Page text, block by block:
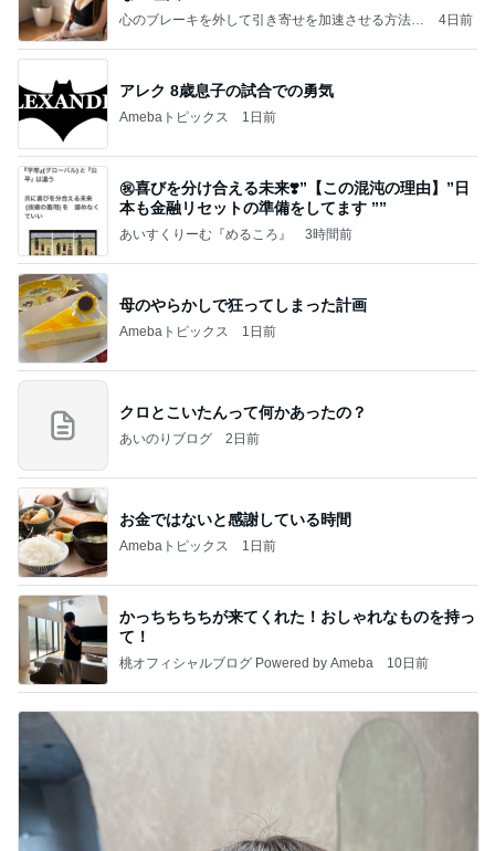
心のブレーキを外して引き寄せを加速させる方法：
4日前
アレク 8歳息子の試合での勇気
Amebaトピックス 1日前
㊗️喜びを分け合える未来❣️”【この混沌の理由】”⽇
本も⾦融リセットの準備をしてます ””
あいすくりーむ『めるころ』 3時間前
母のやらかしで狂ってしまった計画
Amebaトピックス 1日前
クロとこいたんって何かあったの？
あいのりブログ 2日前
お金ではないと感謝している時間
Amebaトピックス 1日前
かっちちちちが来てくれた！おしゃれなものを持っ
て！
桃オフィシャルブログ Powered by Ameba 10日前